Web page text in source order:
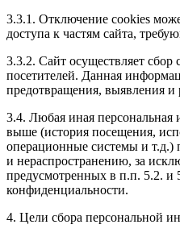
3.3.1. Отключение cookies
доступа к частям сайта,
3.3.2. Сайт осуществляет сбор
посетителей. Данная
предотвращения, выявления
3.4. Любая иная персональная
выше (история посещения,
операционные системы и
и нераспространению, за
предусмотренных в п.п. 5.2. и
конфиденциальности.
4. Цели сбора персональной